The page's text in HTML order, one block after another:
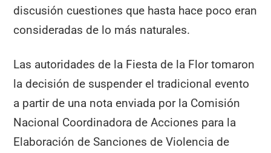
discusión cuestiones que hasta hace poco eran
consideradas de lo más naturales.
Las autoridades de la Fiesta de la Flor tomaron
la decisión de suspender el tradicional evento
a partir de una nota enviada por la Comisión
Nacional Coordinadora de Acciones para la
Elaboración de Sanciones de Violencia de